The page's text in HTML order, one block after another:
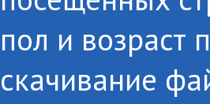
пол и возраст
скачивание